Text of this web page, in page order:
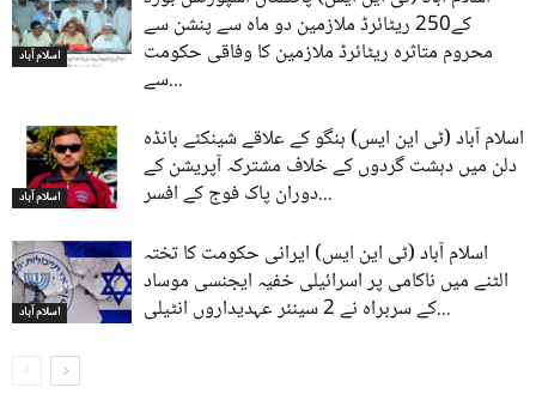
اسلام آباد
کے250 ریٹائرڈ ملازمین دو ماہ سے پنشن سے
محروم متاثرہ ریٹائرڈ ملازمین کا وفاقی حکومت
سے...
اسلام آباد
اسلام آباد (ٹی این ایس) ہنگو کے علاقے شینکئے بانڈہ
دلن میں دہشت گردوں کے خلاف مشترکہ آپریشن کے
دوران پاک فوج کے افسر...
اسلام آباد
اسلام آباد (ٹی این ایس) ایرانی حکومت کا تختہ
الٹنے میں ناکامی پر اسرائیلی خفیہ ایجنسی موساد
کے سربراہ نے 2 سینئر عہدیداروں انٹیلی...